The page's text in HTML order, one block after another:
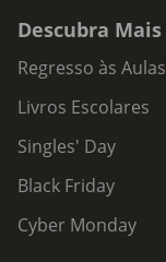
Descubra Mais
Regresso às Aulas
Livros Escolares
Singles' Day
Black Friday
Cyber Monday